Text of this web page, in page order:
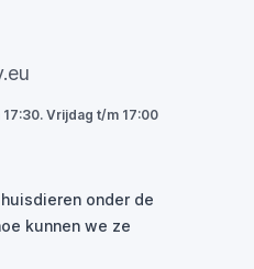
Vrijdag t/m 17:00
onder de
kunnen we ze